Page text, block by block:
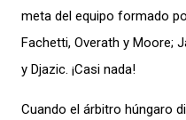
meta del equipo formado
Fachetti, Overath y Moore;
y Djazic. ¡Casi nada!
Cuando el árbitro húngaro